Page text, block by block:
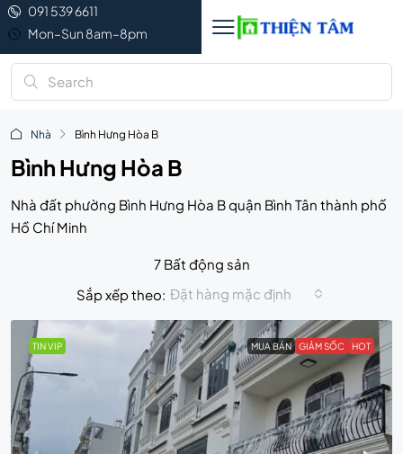
091 539 6611
Mon–Sun 8am–8pm
Nhà Bình Hưng Hòa B
Bình Hưng Hòa B
Nhà đất phường Bình Hưng Hòa B quận Bình Tân thành phố
Hồ Chí Minh
7 Bất động sản
Sắp xếp theo: Đặt hàng mặc định
TIN VIP MUA BÁN GIẢM SỐC HOT